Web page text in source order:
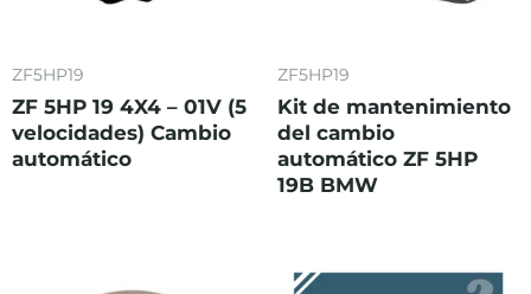
ZF5HP19
ZF 5HP 19 4X4 – 01V (5
velocidades) Cambio
automático
ZF5HP19
Kit de mantenimiento
del cambio
automático ZF 5HP
19B BMW